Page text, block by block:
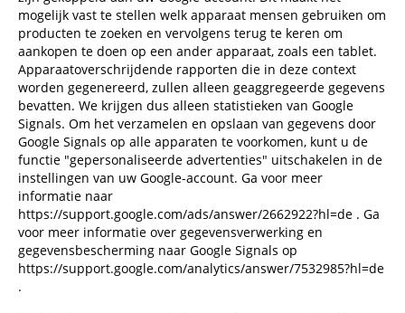
mogelijk vast te stellen welk apparaat mensen gebruiken om
producten te zoeken en vervolgens terug te keren om
aankopen te doen op een ander apparaat, zoals een tablet.
Apparaatoverschrijdende rapporten die in deze context
worden gegenereerd, zullen alleen geaggregeerde gegevens
bevatten. We krijgen dus alleen statistieken van Google
Signals. Om het verzamelen en opslaan van gegevens door
Google Signals op alle apparaten te voorkomen, kunt u de
functie "gepersonaliseerde advertenties" uitschakelen in de
instellingen van uw Google-account. Ga voor meer
informatie naar
https://support.google.com/ads/answer/2662922?hl=de . Ga
voor meer informatie over gegevensverwerking en
gegevensbescherming naar Google Signals op
https://support.google.com/analytics/answer/7532985?hl=de
.